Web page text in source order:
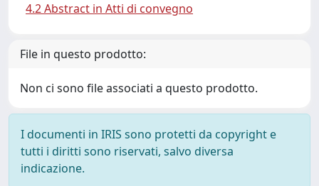
4.2 Abstract in Atti di convegno
File in questo prodotto:
Non ci sono file associati a questo prodotto.
I documenti in IRIS sono protetti da copyright e
tutti i diritti sono riservati, salvo diversa
indicazione.